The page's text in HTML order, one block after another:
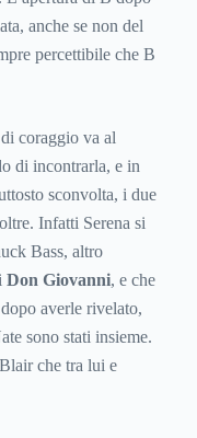
anche se non del
percettibile che B
coraggio va al
di incontrarla, e in
sconvolta, i due
Infatti Serena si
Bass, altro
Don Giovanni, e che
averle rivelato,
sono stati insieme.
che tra lui e